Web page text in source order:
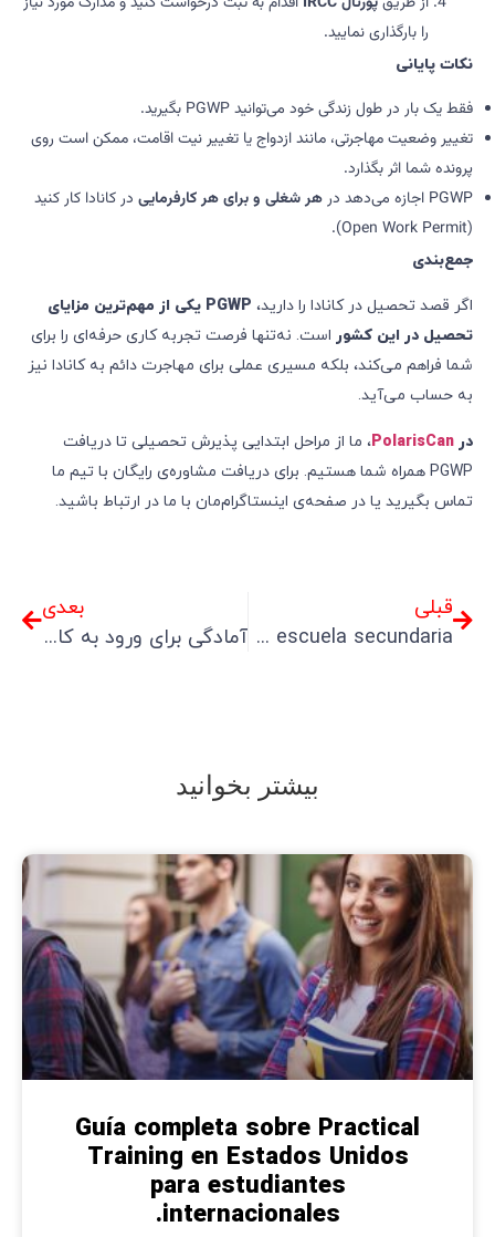
را بارگذاری نمایید.
نکات پایانی
فقط یک بار در طول زندگی خود می‌توانید PGWP بگیرید.
تغییر وضعیت مهاجرتی، مانند ازدواج یا تغییر نیت اقامت، ممکن است روی
پرونده‌ شما اثر بگذارد.
PGWP اجازه می‌دهد در
هر شغلی و برای هر کارفرماییدر کانادا کار کنید
(Open Work Permit).
جمع‌بندی
اگر قصد تحصیل در کانادا را دارید، PGWP یکی از مهم‌ترین مزایای
تحصیل در این کشوراست. نه‌تنها فرصت تجربه کاری حرفه‌ای را برای
شما فراهم می‌کند، بلکه مسیری عملی برای مهاجرت دائم به کانادا نیز
به حساب می‌آید.
درPolarisCan
، ما از مراحل ابتدایی پذیرش تحصیلی تا دریافت
PGWP همراه شما هستیم. برای دریافت مشاوره‌ی رایگان با تیم ما
تماس بگیرید یا در صفحه‌ی اینستاگرام‌مان با ما در ارتباط باشید.
قبلی
Introducción al sistema educativo K-12 en Canadá: desde el jardín de infantes hasta la graduación de la escuela secundaria.
بعدی
آمادگی برای ورود به کانادا با ویزای تحصیلی: راهنمای کامل برای دانشجویان بین‌المللی
بیشتر بخوانید
Guía completa sobre Practical
Training en Estados Unidos
para estudiantes
internacionales.